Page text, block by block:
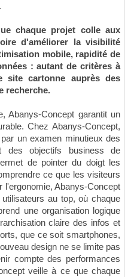
chaque projet colle aux
d'améliorer la visibilité
mobile, rapidité de
: autant de critères à
cartonne auprès des
recherche.
Abanys-Concept garantit un
Chez Abanys-Concept,
un examen minutieux des
des objectifs business de
de pointer du doigt les
ce que les visiteurs
l'ergonomie, Abanys-Concept
au top, où chaque
une organisation logique
claire des infos et
que ce soit smartphones,
design ne se limite pas
compte des performances
veille à ce que chaque